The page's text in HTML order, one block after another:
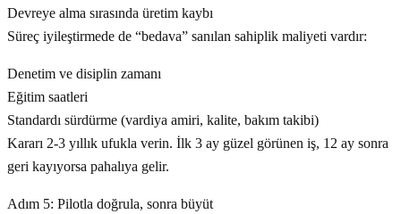
Devreye alma sırasında üretim kaybı
Süreç iyileştirmede de “bedava” sanılan sahiplik maliyeti vardır:
Denetim ve disiplin zamanı
Eğitim saatleri
Standardı sürdürme (vardiya amiri, kalite, bakım takibi)
Kararı 2-3 yıllık ufukla verin. İlk 3 ay güzel görünen iş, 12 ay sonra
geri kayıyorsa pahalıya gelir.
Adım 5: Pilotla doğrula, sonra büyüt